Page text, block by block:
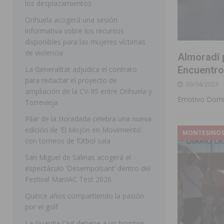
ROJALES
[ 05/08/2026 ] Bigastro celebra hoy el tercer día de
[ 05/08/2026 ] El pulso urbano de JC Reyes
[ 04/08/2026 ] Incendio de matorrales en Albatera
Los Montesinos clausura con éxito el
Programa Integra
MONTESINOS
[ 05/08/2026 ]
Orihuela ultima diferentes soluciones
[ 05/08/2026 ] Torrevieja presenta su programación
Sanidad Orihuela llama a observar el
los desplazamientos
[ 05/08/2026 ]
Orihuela acogerá una sesión
Almoradí
Encuentro
09/04/2023
Emotivo
MONTESINOS
los desplazamientos
Orihuela acogerá una sesión
informativa sobre los recursos
disponibles para las mujeres víctimas
de violencia
La Generalitat adjudica el contrato
para redactar el proyecto de
ampliación de la CV-95 entre Orihuela y
Torrevieja
Pilar de la Horadada celebra una nueva
edición de ‘El Mojón en Movimiento’
con torneos de fútbol sala
San Miguel de Salinas acogerá el
espectáculo ‘Desempolsant’ dentro del
Festival ManIAC Test 2026
Quince años compartiendo la pasión
por el golf